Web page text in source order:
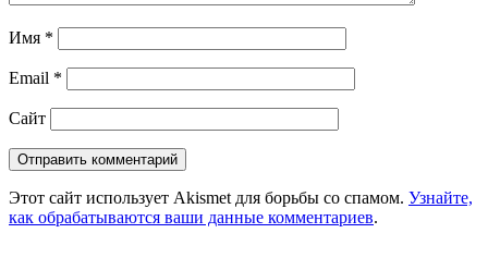
Имя *
Email *
Сайт
Этот сайт использует Akismet для борьбы со спамом. Узнайте,
как обрабатываются ваши данные комментариев.